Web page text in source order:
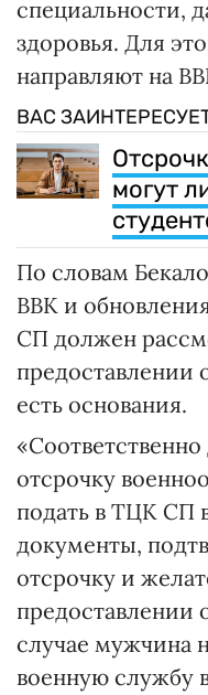
специальности,
здоровья. Для
направляют на
ВАС
могут
По словам
ВВК и
СП должен
предоставлении
есть основания.
отсрочку
подать в ТЦК СП
документы,
отсрочку и
предоставлении
случае мужчина
военную службу